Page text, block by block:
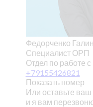
Федорченко
Специалист ОРП
Отдел по работе
+79155426821
Показать номер
Или оставьте
и я вам